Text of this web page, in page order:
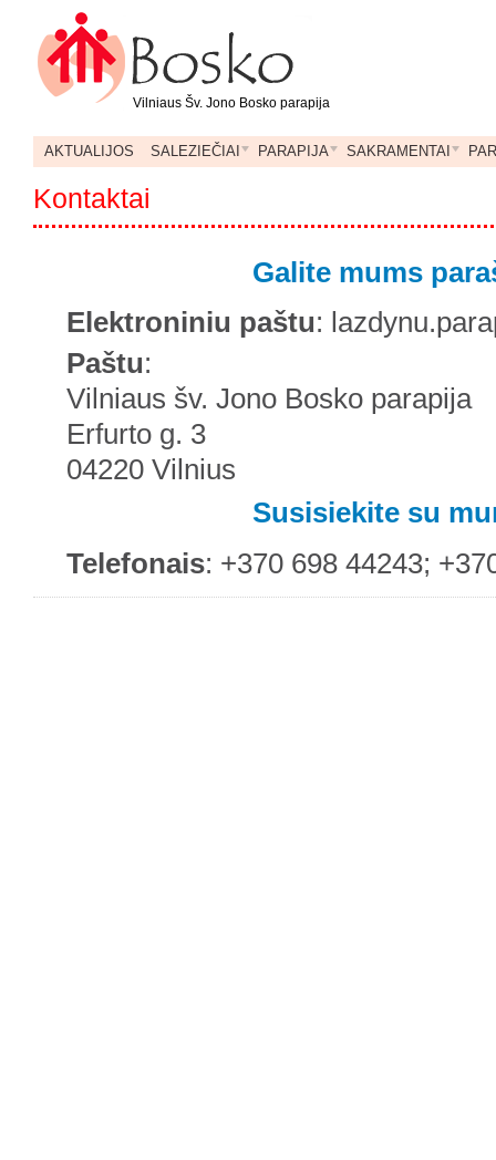
Vilniaus Šv. Jono Bosko parapija
AKTUALIJOS SALEZIEČIAI PARAPIJA SAKRAMENTAI
Kontaktai
Galite mums
Elektroniniu paštu:
Paštu:
Vilniaus šv. Jono Bosko parapija
Erfurto g. 3
04220 Vilnius
Susisiekite su
Telefonais: +370 698 44243;